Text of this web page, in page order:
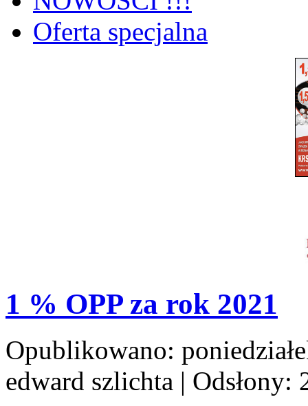
Oferta specjalna
1 % OPP za rok 2021
Opublikowano:
edward szlichta | Odsłony: